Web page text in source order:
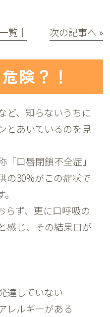
覧│ 次の記事へ »
険？！
ど、知らないうちに
とあいているのを見
口唇閉鎖不全症」
の30%がこの症状で
らず、更に口呼吸の
感じ、その結果口が
達していない
レルギーがある